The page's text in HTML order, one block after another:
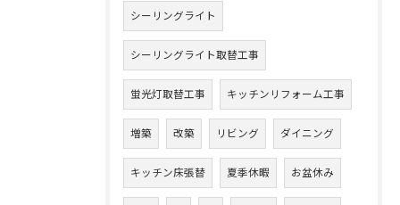
シーリングライト
シーリングライト取替工事
蛍光灯取替工事 キッチンリフォーム工事
増築 改築 リビング ダイニング
キッチン床張替 夏季休暇 お盆休み